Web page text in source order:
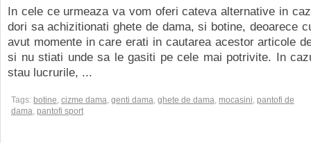
In cele ce urmeaza va vom oferi cateva alternative in
dori sa achizitionati ghete de dama, si botine, deoarece
avut momente in care erati in cautarea acestor articole
si nu stiati unde sa le gasiti pe cele mai potrivite. In
stau lucrurile, ...
Tags: botine, cizme dama, genti dama, ghete de dama, mocasini, pantofi de
dama, pantofi sport